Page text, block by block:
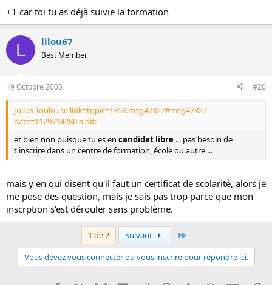
+1 car toi tu as déjà suivie la formation
L lilou67
Best Member
19 Octobre 2005 #20
Julius-Toulouse link=topic=1358.msg47327#msg47327
date=1129714280 a dit:
et bien non puisque tu es en candidat libre ... pas besoin de
t'inscrire dans un centre de formation, école ou autre ...
mais y en qui disent qu'il faut un certificat de scolarité, alors je
me pose des question, mais je sais pas trop parce que mon
inscrption s'est dérouler sans problème.
1 de 2 Suivant
Vous devez vous connecter ou vous inscrire pour répondre ici.